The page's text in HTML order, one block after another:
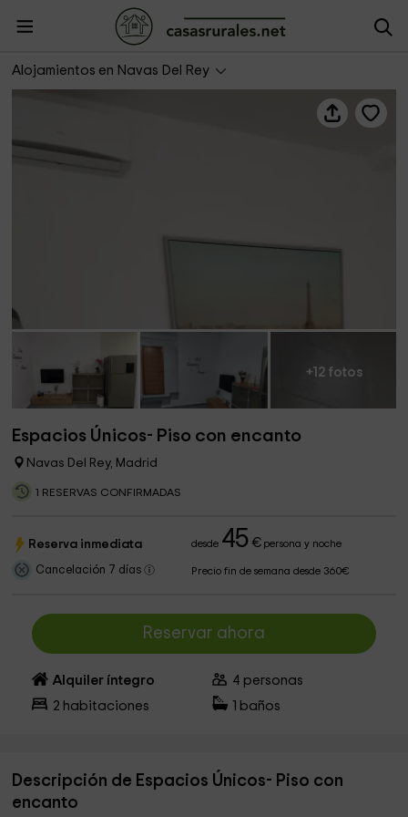
Alojamientos en Navas Del Rey
Espacios Únicos- Piso con encanto
+12 fotos
Espacios Únicos- Piso con encanto
Navas Del Rey, Madrid
1 RESERVAS CONFIRMADAS
Reserva inmediata desde 45 €persona y noche
Cancelación 7 días Precio fin de semana desde 360€
Reservar ahora
Alquiler íntegro 4 personas
2 habitaciones baños
Descripción de Espacios Únicos- Piso con
encanto